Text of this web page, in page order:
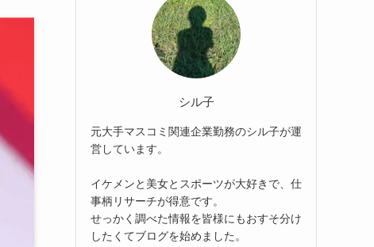
シル子
元大手マスコミ関連企業勤務のシル子が運
営しています。
イケメンと美女とスポーツが大好きで、仕
事柄リサーチが得意です。
せっかく調べた情報を皆様にもおすそ分け
したくてブログを始めました。